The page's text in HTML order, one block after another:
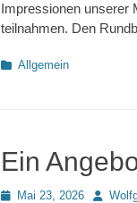
Impressionen unserer
teilnahmen. Den
Kategorien
Allgemein
Ein
PostedMai 23, 2026 Autor